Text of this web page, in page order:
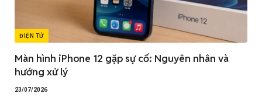
ĐIỆN TỬ
Màn hình iPhone 12 gặp sự cố: Nguyên nhân và
hướng xử lý
23/07/2026